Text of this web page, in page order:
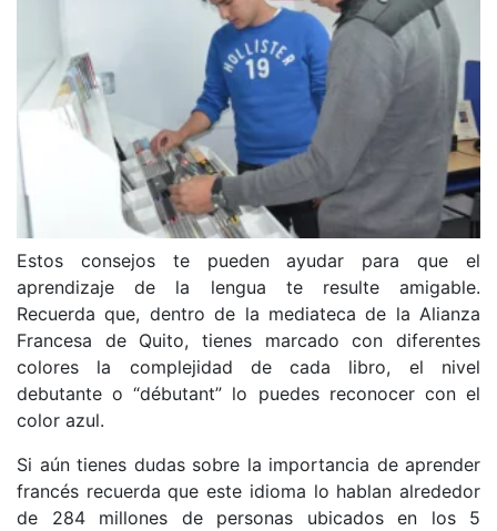
Estos consejos te pueden ayudar para que el
aprendizaje de la lengua te resulte amigable.
Recuerda que, dentro de la mediateca de la Alianza
Francesa de Quito, tienes marcado con diferentes
colores la complejidad de cada libro, el nivel
debutante o “débutant” lo puedes reconocer con el
color azul.
Si aún tienes dudas sobre la importancia de aprender
francés recuerda que este idioma lo hablan alrededor
de 284 millones de personas ubicados en los 5